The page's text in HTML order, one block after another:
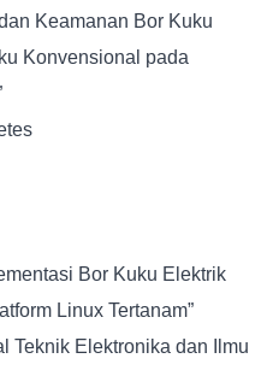
Keamanan Bor Kuku
Konvensional pada
Bor Kuku Elektrik
Linux Tertanam”
Teknik Elektronika dan Ilmu